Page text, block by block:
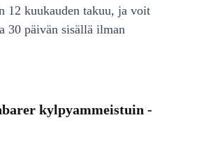
12 kuukauden takuu, ja voit
30 päivän sisällä ilman
kylpyammeistuin -